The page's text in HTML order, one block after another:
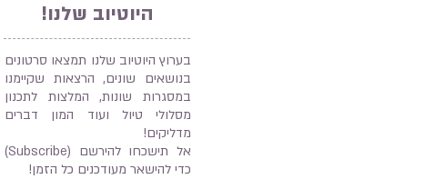
היוטיוב שלנו!
בערוץ היוטיוב שלנו תמצאו סרטונים
בנושאים שונים, הרצאות שקיימנו
במסגרות שונות, המלצות לתכנון
מסלולי טיול ועוד המון דברים
מדליקים!
אל תישכחו להירשם (Subscribe)
כדי להישאר מעודכנים כל הזמן!